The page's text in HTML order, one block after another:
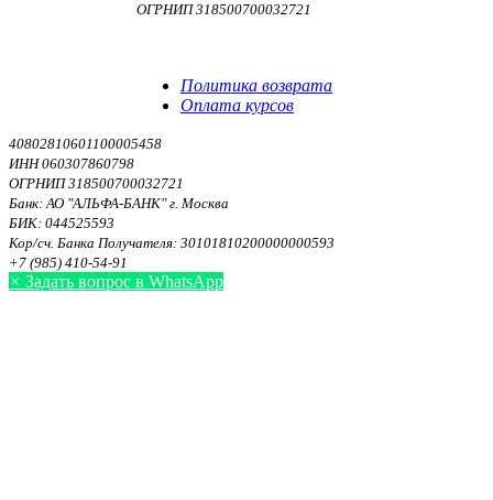
ОГРНИП 318500700032721
Политика возврата
Оплата курсов
40802810601100005458
ИНН 060307860798
ОГРНИП 318500700032721
Банк: АО "АЛЬФА-БАНК" г. Москва
БИК: 044525593
Кор/сч. Банка Получателя: 30101810200000000593
+7 (985) 410-54-91
× Задать вопрос в WhatsApp